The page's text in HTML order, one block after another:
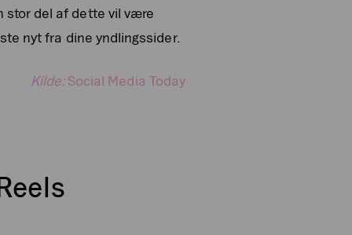
stor del af dette vil være
nyt fra dine yndlingssider.
Kilde: Social Media Today